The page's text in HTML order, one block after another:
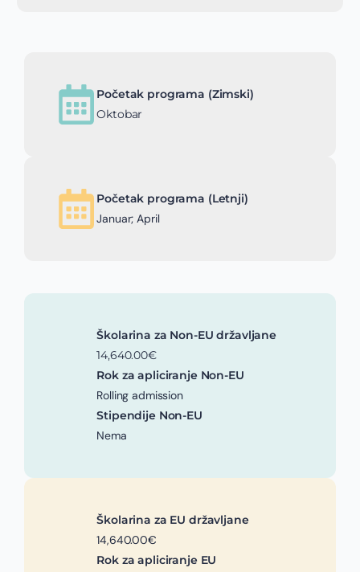
Početak programa (Zimski)
Oktobar
Početak programa (Letnji)
Januar; April
Školarina za Non-EU državljane
14,640.00€
Rok za apliciranje Non-EU
Rolling admission
Stipendije Non-EU
Nema
Školarina za EU državljane
14,640.00€
Rok za apliciranje EU